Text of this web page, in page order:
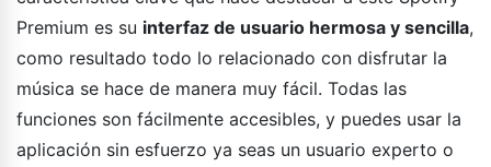
Premium es su interfaz de usuario hermosa y sencilla,
como resultado todo lo relacionado con disfrutar la
música se hace de manera muy fácil. Todas las
funciones son fácilmente accesibles, y puedes usar la
aplicación sin esfuerzo ya seas un usuario experto o